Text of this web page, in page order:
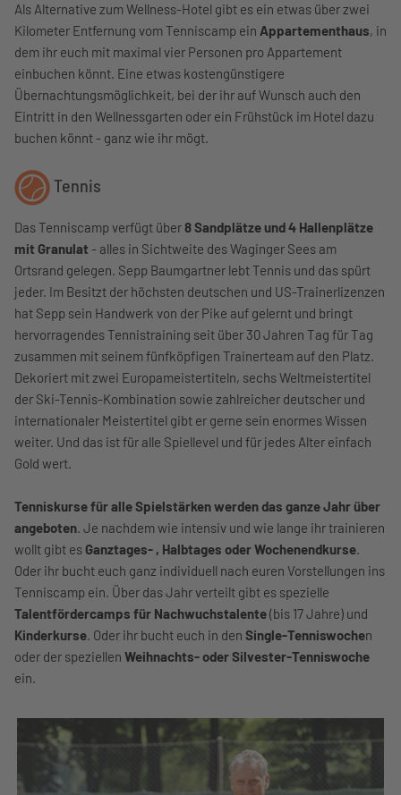
Als Alternative zum Wellness-Hotel gibt es ein etwas über zwei
Kilometer Entfernung vom Tenniscamp ein Appartementhaus, in
dem ihr euch mit maximal vier Personen pro Appartement
einbuchen könnt. Eine etwas kostengünstigere
Übernachtungsmöglichkeit, bei der ihr auf Wunsch auch den
Eintritt in den Wellnessgarten oder ein Frühstück im Hotel dazu
buchen könnt - ganz wie ihr mögt.
Tennis
Das Tenniscamp verfügt über8 Sandplätze und 4 Hallenplätze
mit Granulat - alles in Sichtweite des Waginger Sees am
Ortsrand gelegen. Sepp Baumgartner lebt Tennis und das spürt
jeder. Im Besitzt der höchsten deutschen und US-Trainerlizenzen
hat Sepp sein Handwerk von der Pike auf gelernt und bringt
hervorragendes Tennistraining seit über 30 Jahren Tag für Tag
zusammen mit seinem fünfköpfigen Trainerteam auf den Platz.
Dekoriert mit zwei Europameistertiteln, sechs Weltmeistertitel
der Ski-Tennis-Kombination sowie zahlreicher deutscher und
internationaler Meistertitel gibt er gerne sein enormes Wissen
weiter. Und das ist für alle Spiellevel und für jedes Alter einfach
Gold wert.
Tenniskurse für alle Spielstärken werden das ganze Jahr über
angeboten. Je nachdem wie intensiv und wie lange ihr trainieren
wollt gibt es Ganztages- , Halbtages oder Wochenendkurse.
Oder ihr bucht euch ganz individuell nach euren Vorstellungen ins
Tenniscamp ein. Über das Jahr verteilt gibt es spezielle
Talentfördercamps für Nachwuchstalente(bis 17 Jahre) und
Kinderkurse. Oder ihr bucht euch in den Single-Tenniswochen
oder der speziellen Weihnachts- oder Silvester-Tenniswoche
ein.